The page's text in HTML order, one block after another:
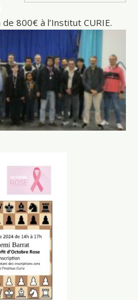
800€ à l’Institut CURIE.